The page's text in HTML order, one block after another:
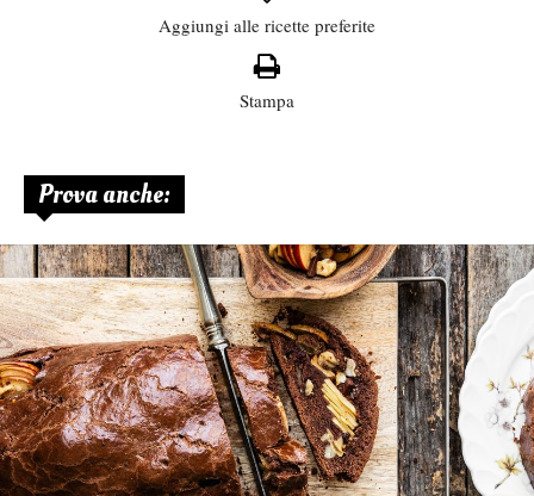
Aggiungi alle ricette preferite
Stampa
Prova anche: